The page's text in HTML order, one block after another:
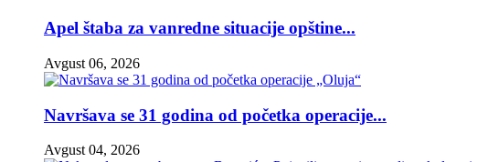
Apel štaba za vanredne situacije opštine...
Avgust 06, 2026
Navršava se 31 godina od početka operacije...
Avgust 04, 2026